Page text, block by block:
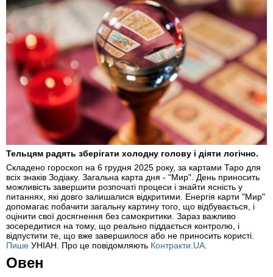
Тельцям радять зберігати холодну голову і діяти логічно.
Складено гороскоп на 6 грудня 2025 року, за картами Таро для
всіх знаків Зодіаку. Загальна карта дня - "Мир". День приносить
можливість завершити розпочаті процеси і знайти ясність у
питаннях, які довго залишалися відкритими. Енергія карти "Мир"
допомагає побачити загальну картину того, що відбувається, і
оцінити свої досягнення без самокритики. Зараз важливо
зосередитися на тому, що реально піддається контролю, і
відпустити те, що вже завершилося або не приносить користі.
Пише УНІАН. Про це повідомляють Контракти.UA.
Овен